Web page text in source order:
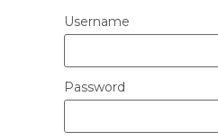
Username
Password